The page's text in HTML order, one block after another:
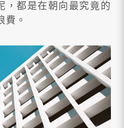
，都是在朝向最究竟的
費。